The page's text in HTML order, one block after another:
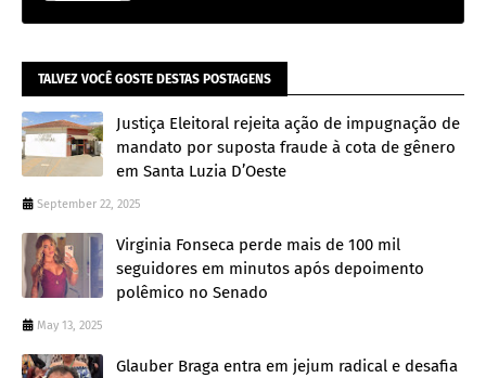
TALVEZ VOCÊ GOSTE DESTAS POSTAGENS
Justiça Eleitoral rejeita ação de impugnação de
mandato por suposta fraude à cota de gênero
em Santa Luzia D’Oeste
September 22, 2025
Virginia Fonseca perde mais de 100 mil
seguidores em minutos após depoimento
polêmico no Senado
May 13, 2025
Glauber Braga entra em jejum radical e desafia